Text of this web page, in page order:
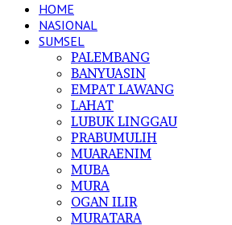
HOME
NASIONAL
SUMSEL
PALEMBANG
BANYUASIN
EMPAT LAWANG
LAHAT
LUBUK LINGGAU
PRABUMULIH
MUARAENIM
MUBA
MURA
OGAN ILIR
MURATARA